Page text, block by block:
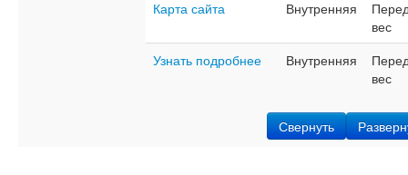
Карта сайта
Внутренняя
вес
Узнать подробнее
Внутренняя
вес
Свернуть